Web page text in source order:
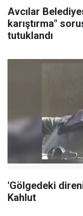
Avcılar
karıştırma"
tutuklandı
'Gölgedeki
Kahlut